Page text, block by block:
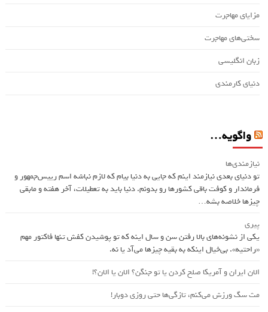
مزایای مهاجرت
سختی‌های مهاجرت
زبان انگلیسی
دنیای کارمندی
واگویه…
نیازمندی‌ها
تو دنیای بعدی نیازمند اینم که جایی به دنیا بیام که لازم نباشه اسم ريیس‌جمهور و
فرماندار و کوفت باقی کشورها رو بدونم. دنیا باید به تعطیلات، آخر هفته و مابقی
چیزها خلاصه بشه…
پیری
یکی از نشونه‌های بالا رفتن سن و سال اینه که تو پوشیدن کفش تنها فاکتور مهم
«راحتیه». بی‌خیال اینکه به بقیه چیزها می‌آد یا نه.
الان ایران و آمریکا صلح کردن یا تو جنگن؟‌ الان یا الان؟!
مث سگ ورزش می‌کنم، تازگی‌ها حتی روزی دوبار!